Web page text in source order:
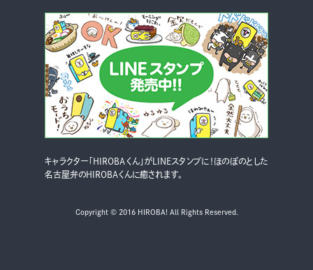
キャラクター「HIROBAくん」がLINEスタンプに！ほのぼのとした
名古屋弁のHIROBAくんに癒されます。
Copyright © 2016 HIROBA! All Rights Reserved.